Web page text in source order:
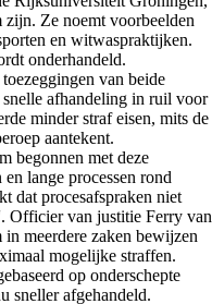
zijn. Ze noemt voorbeelden
en witwaspraktijken.
onderhandeld.
van beide
snelle afhandeling in ruil voor
minder straf eisen, mits de
aantekent.
begonnen met deze
lange processen rond
dat procesafspraken niet
Officier van justitie Ferry van
meerdere zaken bewijzen
mogelijke straffen.
op onderschepte
sneller afgehandeld.